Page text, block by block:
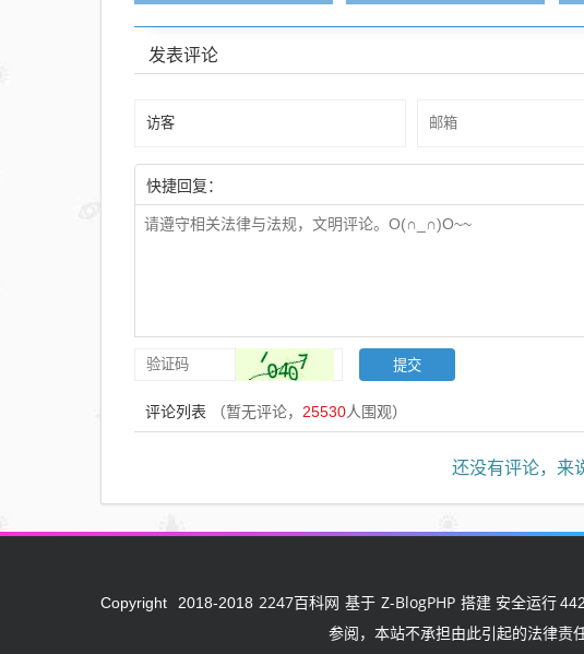
发表评论
快捷回复：
评论列表 （暂无评论， 25530人围观）
还没有评论，来
Copyright 2018-2018 2247百科网 基于 Z-BlogPHP 搭建 安全运行
参阅，本站不承担由此引起的法律责